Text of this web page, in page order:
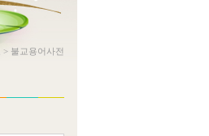
> 불교용어사전